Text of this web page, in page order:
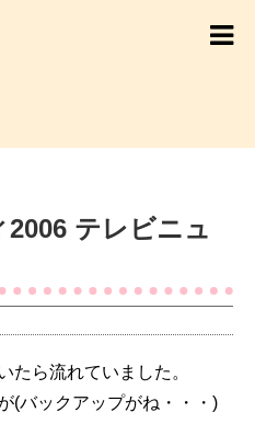
テレビニュ
たら流れていました。
(バックアップがね・・・)